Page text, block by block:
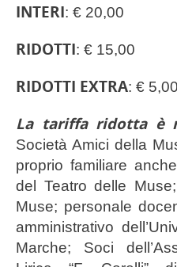
INTERI: € 20,00
RIDOTTI: € 15,00
RIDOTTI EXTRA: € 5,00
La tariffa ridotta è
Società Amici della
proprio familiare
del Teatro delle
Muse; personale
amministrativo
Marche; Soci